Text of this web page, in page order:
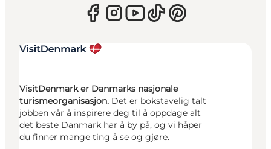
VisitDenmark er Danmarks nasjonale
turismeorganisasjon. Det er bokstavelig talt
jobben vår å inspirere deg til å oppdage alt
det beste Danmark har å by på, og vi håper
du finner mange ting å se og gjøre.